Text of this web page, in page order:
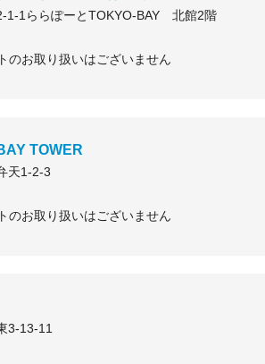
1-1ららぽーとTOKYO-BAY 北館2階
のお取り扱いはございません
TOWER
天1-2-3
のお取り扱いはございません
3-13-11